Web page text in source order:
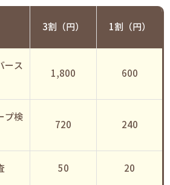
3割（円） 1割（円）
ース
1,800 600
プ検
720 240
50 20